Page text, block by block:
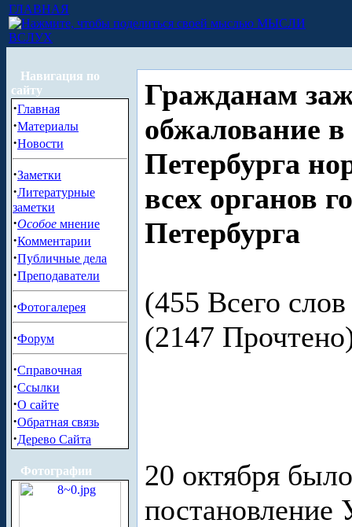
ГЛАВНАЯ
МЫСЛИ
ВСЛУХ
Навигация по
сайту
·Главная
·Материалы
·Новости
·Заметки
·Литературные
заметки
·Особое мнение
·Комментарии
·Публичные дела
·Преподаватели
·Фотогалерея
·Форум
·Справочная
·Ссылки
·О сайте
·Обратная связь
·Дерево Сайта
Фотографии
Гражданам
обжалование
Петербурга
всех органов
Петербурга
(455 Всего
(2147
20 октября
постановление